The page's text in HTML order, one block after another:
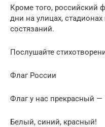
Кроме того,
дни на улицах,
состязаний.
Послушайте
Флаг России
Флаг у нас прекрасный —
Белый, синий, красный!